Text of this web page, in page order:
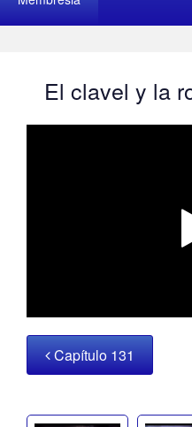
El clavel y la
Capítulo 131